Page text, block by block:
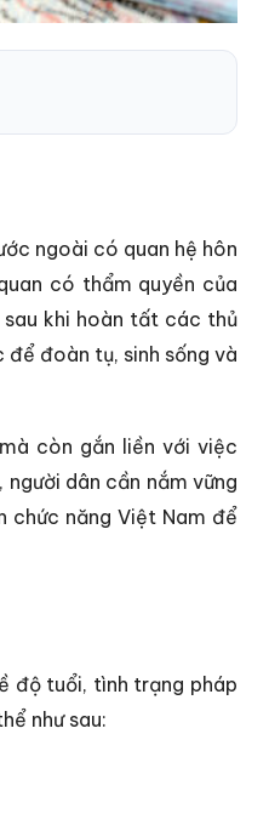
ngoài có quan hệ hôn
có thẩm quyền của
sau khi hoàn tất các thủ
đoàn tụ, sinh sống và
còn gắn liền với việc
dân cần nắm vững
chức năng Việt Nam để
độ tuổi, tình trạng pháp
như sau: